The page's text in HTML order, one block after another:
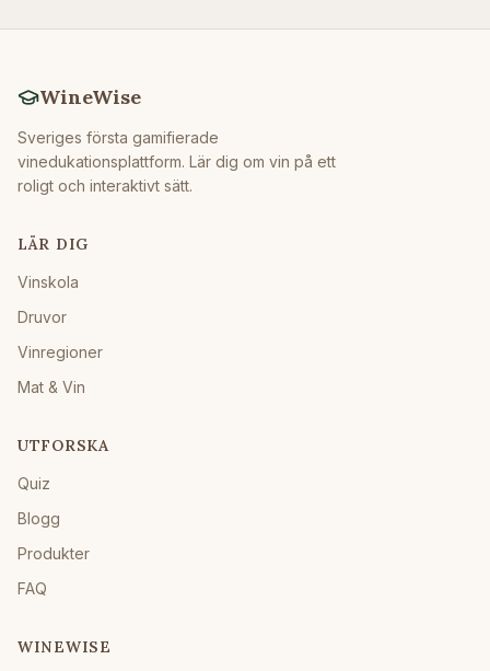
WineWise
Sveriges första gamifierade
vinedukationsplattform. Lär dig om vin på ett
roligt och interaktivt sätt.
LÄR DIG
Vinskola
Druvor
Vinregioner
Mat & Vin
UTFORSKA
Quiz
Blogg
Produkter
FAQ
WINEWISE